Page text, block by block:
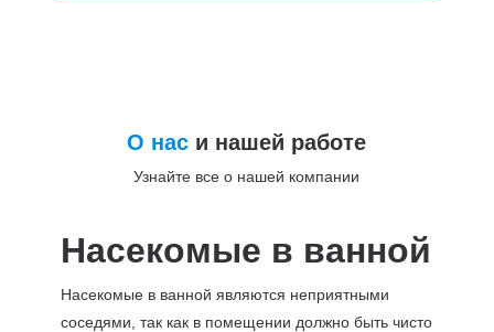
О нас и нашей работе
Узнайте все о нашей компании
Насекомые в ванной
Насекомые в ванной являются неприятными
соседями, так как в помещении должно быть чисто